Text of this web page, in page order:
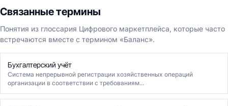
Связанные термины
Понятия из глоссария Цифрового маркетплейса, которые часто
встречаются вместе с термином «Баланс».
Бухгалтерский учёт
Система непрерывной регистрации хозяйственных операций
организации в соответствии с требованиям...